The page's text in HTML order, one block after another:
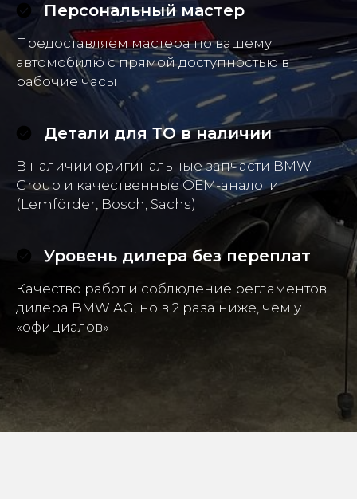
Персональный мастер
Предоставляем мастера по вашему
автомобилю с прямой доступностью в
рабочие часы
Детали для ТО в наличии
В наличии оригинальные запчасти BMW
Group и качественные OEM-аналоги
(Lemförder, Bosch, Sachs)
Уровень дилера без переплат
Качество работ и соблюдение регламентов
дилера BMW AG, но в 2 раза ниже, чем у
«официалов»